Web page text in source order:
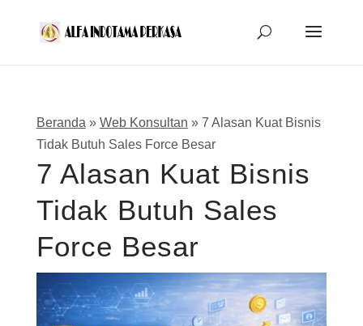
Beranda » Web Konsultan » 7 Alasan Kuat Bisnis
Tidak Butuh Sales Force Besar
7 Alasan Kuat Bisnis
Tidak Butuh Sales
Force Besar